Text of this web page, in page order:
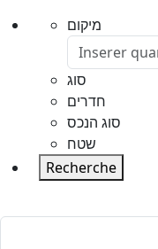
מיקום
סוג
חדרים
סוג הנכס
שטח
Recherche